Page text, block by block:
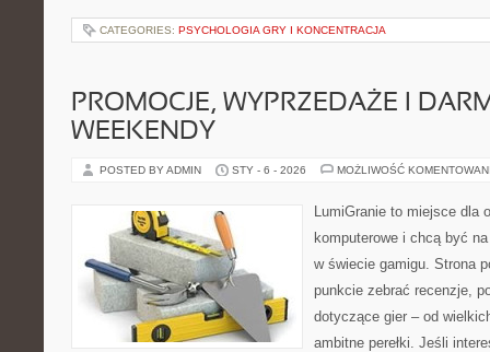
CATEGORIES: PSYCHOLOGIA GRY I KONCENTRACJA
PROMOCJE, WYPRZEDAŻE I
WEEKENDY
POSTED BY ADMIN STY - 6 - 2026 MOŻLIWOŚĆ
LumiGranie to miejsce dla
komputerowe i chcą być
w świecie gamigu. Strona
punkcie zebrać recenzje,
dotyczące gier – od
ambitne perełki. Jeśli